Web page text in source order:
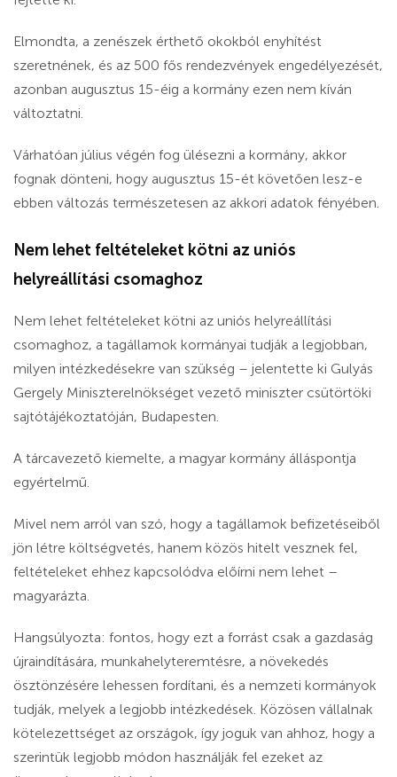
Elmondta, a zenészek érthető okokból enyhítést
szeretnének, és az 500 fős rendezvények engedélyezését,
azonban augusztus 15-éig a kormány ezen nem kíván
változtatni.
Várhatóan július végén fog ülésezni a kormány, akkor
fognak dönteni, hogy augusztus 15-ét követően lesz-e
ebben változás természetesen az akkori adatok fényében.
Nem lehet feltételeket kötni az uniós
helyreállítási csomaghoz
Nem lehet feltételeket kötni az uniós helyreállítási
csomaghoz, a tagállamok kormányai tudják a legjobban,
milyen intézkedésekre van szükség – jelentette ki Gulyás
Gergely Miniszterelnökséget vezető miniszter csütörtöki
sajtótájékoztatóján, Budapesten.
A tárcavezető kiemelte, a magyar kormány álláspontja
egyértelmű.
Mivel nem arról van szó, hogy a tagállamok befizetéseiből
jön létre költségvetés, hanem közös hitelt vesznek fel,
feltételeket ehhez kapcsolódva előírni nem lehet –
magyarázta.
Hangsúlyozta: fontos, hogy ezt a forrást csak a gazdaság
újraindítására, munkahelyteremtésre, a növekedés
ösztönzésére lehessen fordítani, és a nemzeti kormányok
tudják, melyek a legjobb intézkedések. Közösen vállalnak
kötelezettséget az országok, így joguk van ahhoz, hogy a
szerintük legjobb módon használják fel ezeket az